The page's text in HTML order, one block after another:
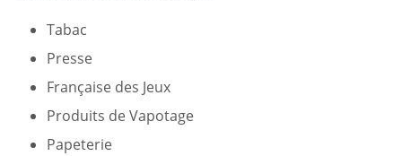
Tabac
Presse
Française des Jeux
Produits de Vapotage
Papeterie
Démarches